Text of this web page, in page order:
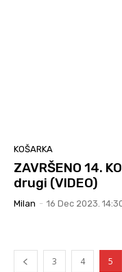
KOŠARKA
ZAVRŠENO 14.
drugi (VIDEO)
Milan - 16 Dec 2023.
3 4 5